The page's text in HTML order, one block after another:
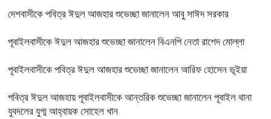
দেশবাসীকে পবিত্র ঈদুল আজহার শুভেচ্ছা জানালেন আবু সাঈদ সরকার
পূবাইলবাসীকে ঈদুল আজহার শুভেচ্ছা জানালেন বিএনপি নেতা রাশেদ মোল্লা
পূবাইলবাসীকে পবিত্র ঈদুল আজহার শুভেচ্ছা জানালেন আরিফ হোসেন ভূইয়া
পবিত্র ঈদুল আজহায় পূবাইলবাসীকে আন্তরিক শুভেচ্ছা জানালেন পূবাইল থানা
যুবদলের যুগ্ম আহ্বায়ক সোহেল খান